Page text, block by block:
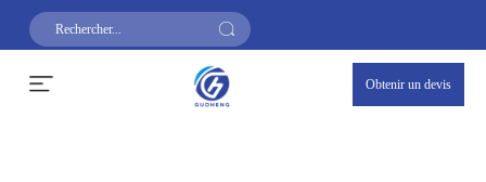
Obtenir un devis